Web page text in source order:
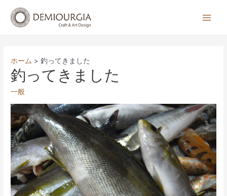
ホーム 釣ってきました
釣ってきました
一般